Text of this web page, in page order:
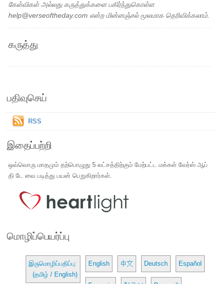
கேள்விகள் அல்லது கருத்துக்களை பகிர்ந்துகொள்ள
help@verseoftheday.com என்ற மின்னஞ்சல் மூலமாக தெரிவிக்கலாம்.
கருத்து
பதிவுசெய்
RSS
இதைப்பற்றி
ஒவ்வொரு மாதமும் தற்பொழுது 5 லட்சத்திற்கும் மேற்பட்ட மக்கள் வேர்ஸ் ஆப்
தி டே வை படித்து பயன் பெறுகிறார்கள்.
மொழிப்பெயர்ப்பு
இருமொழிப்பதிப்பு:
(தமிழ் / English)
English 中文 Deutsch Español